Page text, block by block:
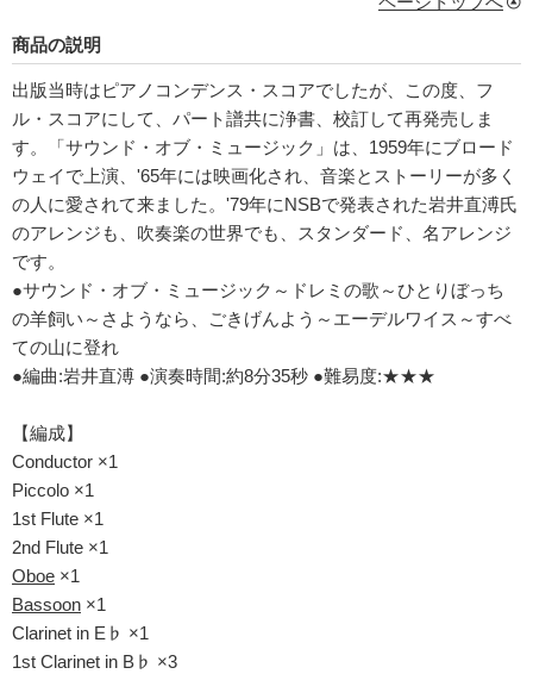
商品の説明
出版当時はピアノコンデンス・スコアでしたが、この度、フ
ル・スコアにして、パート譜共に浄書、校訂して再発売しま
す。「サウンド・オブ・ミュージック」は、1959年にブロード
ウェイで上演、'65年には映画化され、音楽とストーリーが多く
の人に愛されて来ました。'79年にNSBで発表された岩井直溥氏
のアレンジも、吹奏楽の世界でも、スタンダード、名アレンジ
です。
●サウンド・オブ・ミュージック～ドレミの歌～ひとりぼっち
の羊飼い～さようなら、ごきげんよう～エーデルワイス～すべ
ての山に登れ
●編曲:岩井直溥 ●演奏時間:約8分35秒 ●難易度:★★★
【編成】
Conductor ×1
Piccolo ×1
1st Flute ×1
2nd Flute ×1
Oboe ×1
Bassoon ×1
Clarinet in E♭ ×1
1st Clarinet in B♭ ×3